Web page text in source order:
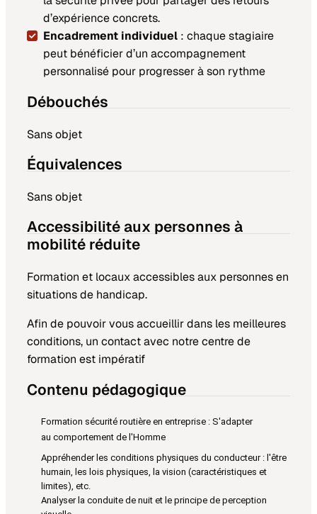
d’expérience concrets.
Encadrement individuel : chaque stagiaire
peut bénéficier d’un accompagnement
personnalisé pour progresser à son rythme
Débouchés
Sans objet
Équivalences
Sans objet
Accessibilité aux personnes à
mobilité réduite
Formation et locaux accessibles aux personnes en
situations de handicap.
Afin de pouvoir vous accueillir dans les meilleures
conditions, un contact avec notre centre de
formation est impératif
Contenu pédagogique
Formation sécurité routière en entreprise : S'adapter
au comportement de l'Homme
Appréhender les conditions physiques du conducteur : l'être
humain, les lois physiques, la vision (caractéristiques et
limites), etc.
Analyser la conduite de nuit et le principe de perception